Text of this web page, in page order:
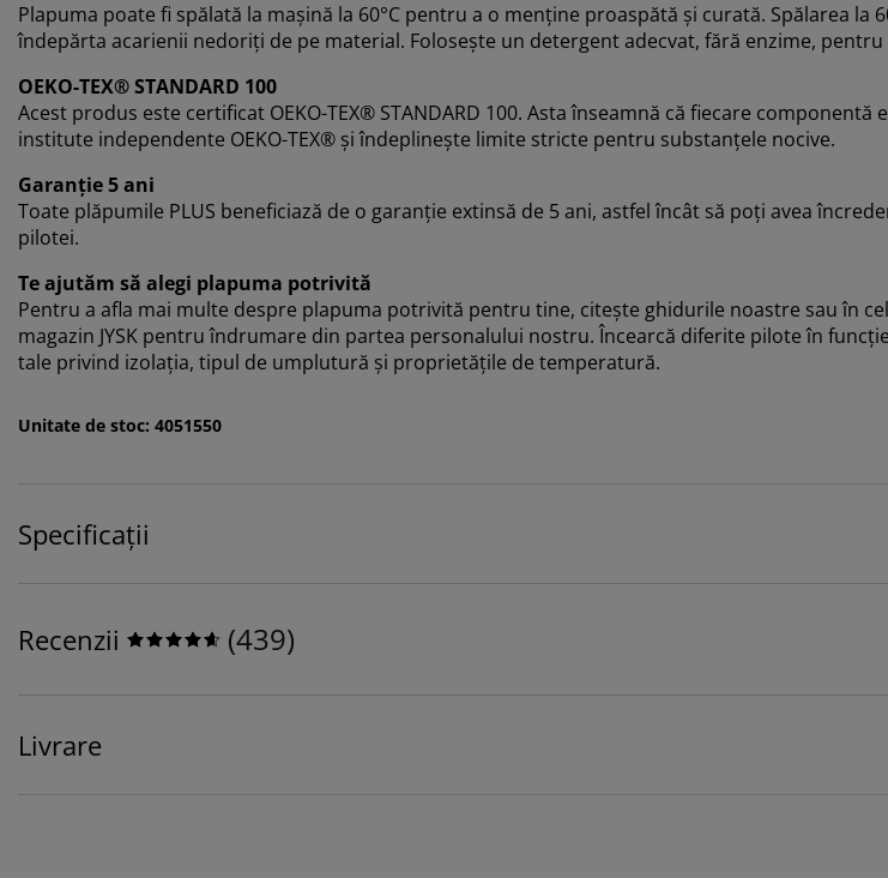
Plapuma poate fi spălată la mașină la 60°C pentru a o menține proaspătă și curată. Spălarea la
îndepărta acarienii nedoriți de pe material. Folosește un detergent adecvat, fără enzime,
OEKO-TEX® STANDARD 100
Acest produs este certificat OEKO-TEX® STANDARD 100. Asta înseamnă că fiecare componentă
institute independente OEKO-TEX® și îndeplinește limite stricte pentru substanțele nocive.
Garanție 5 ani
Toate plăpumile PLUS beneficiază de o garanție extinsă de 5 ani, astfel încât să poți avea
pilotei.
Te ajutăm să alegi plapuma potrivită
Pentru a afla mai multe despre plapuma potrivită pentru tine, citește ghidurile noastre sau în
magazin JYSK pentru îndrumare din partea personalului nostru. Încearcă diferite pilote în
tale privind izolația, tipul de umplutură și proprietățile de temperatură.
Unitate de stoc: 4051550
Specificații
Recenzii (439)
Livrare